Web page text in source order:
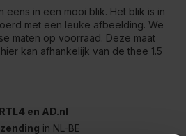
eens in een mooi blik. Het blik is in
met een leuke afbeelding. We
maten op voorraad. Deze maat
kan afhankelijk van de thee 1.5
en AD.nl
in NL-BE